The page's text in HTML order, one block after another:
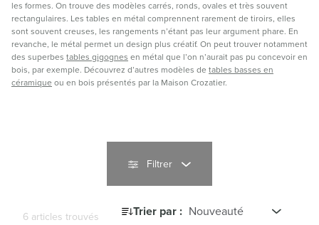
les formes. On trouve des modèles carrés, ronds, ovales et très souvent
rectangulaires. Les tables en métal comprennent rarement de tiroirs, elles
sont souvent creuses, les rangements n’étant pas leur argument phare. En
revanche, le métal permet un design plus créatif. On peut trouver notamment
des superbes tables gigognes en métal que l’on n’aurait pas pu concevoir en
bois, par exemple. Découvrez d’autres modèles de tables basses en
céramique ou en bois présentés par la Maison Crozatier.
Filtrer
6 articles trouvés Trier par :